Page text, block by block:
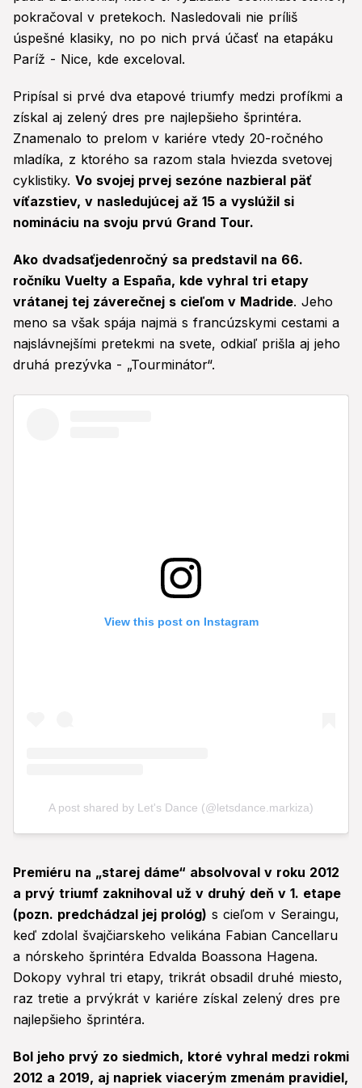
pokračoval v pretekoch. Nasledovali nie príliš
úspešné klasiky, no po nich prvá účasť na etapáku
Paríž - Nice, kde exceloval.
Pripísal si prvé dva etapové triumfy medzi profíkmi a
získal aj zelený dres pre najlepšieho šprintéra.
Znamenalo to prelom v kariére vtedy 20-ročného
mladíka, z ktorého sa razom stala hviezda svetovej
cyklistiky. Vo svojej prvej sezóne nazbieral päť
víťazstiev, v nasledujúcej až 15 a vyslúžil si
nomináciu na svoju prvú Grand Tour.
Ako dvadsaťjedenročný sa predstavil na 66.
ročníku Vuelty a España, kde vyhral tri etapy
vrátanej tej záverečnej s cieľom v Madride. Jeho
meno sa však spája najmä s francúzskymi cestami a
najslávnejšími pretekmi na svete, odkiaľ prišla aj jeho
druhá prezývka - „Tourminátor“.
Premiéru na „starej dáme“ absolvoval v roku 2012
a prvý triumf zaknihoval už v druhý deň v 1. etape
(pozn. predchádzal jej prológ) s cieľom v Seraingu,
keď zdolal švajčiarskeho velikána Fabian Cancellaru
a nórskeho šprintéra Edvalda Boassona Hagena.
Dokopy vyhral tri etapy, trikrát obsadil druhé miesto,
raz tretie a prvýkrát v kariére získal zelený dres pre
najlepšieho šprintéra.
Bol jeho prvý zo siedmich, ktoré vyhral medzi rokmi
2012 a 2019, aj napriek viacerým zmenám pravidiel,